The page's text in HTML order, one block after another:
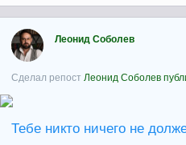
Леонид Соболев
Сделал репост Леонид Соболев
Тебе никто ничего не